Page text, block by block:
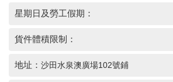
星期日及勞工假期：
貨件體積限制：
地址： 沙田水泉澳廣場102號鋪